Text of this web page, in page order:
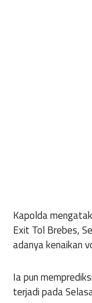
Kapolda
Exit Tol Brebes,
adanya kenaikan
Ia pun
terjadi pada